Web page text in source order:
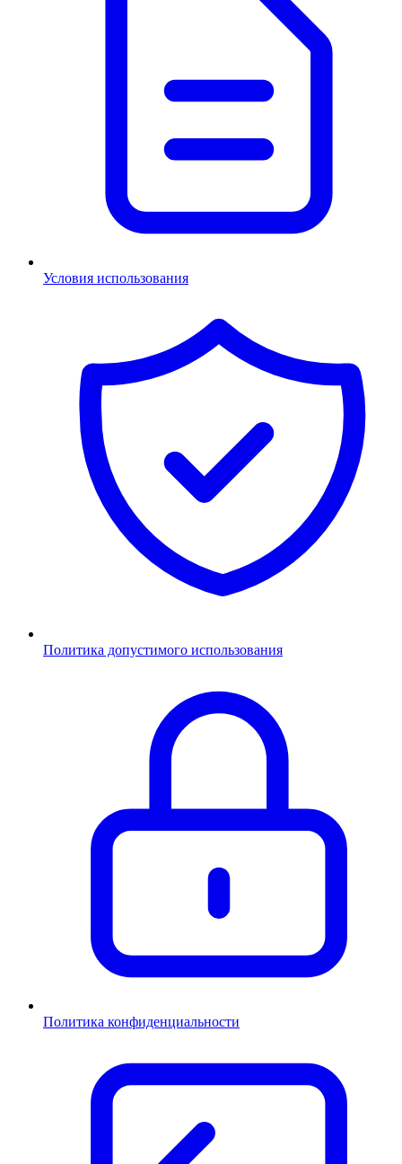
Условия использования
Политика допустимого использования
Политика конфиденциальности